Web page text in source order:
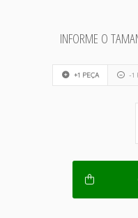
INFORME O
+1 PEÇA -1